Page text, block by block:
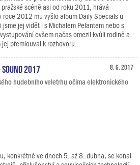
scéně asi od roku 2011, hrává
roce 2012 mu vyšlo album Daily Specials u
jej vidět i s Michalem Pelantem nebo s
ovšem načas omezil kvůli rodině a
přemlouval k rozhovoru...
8. 6. 2017
2017
hudebního veletrhu očima elektronického
konkrétně ve dnech 5. až 8. dubna, se konal